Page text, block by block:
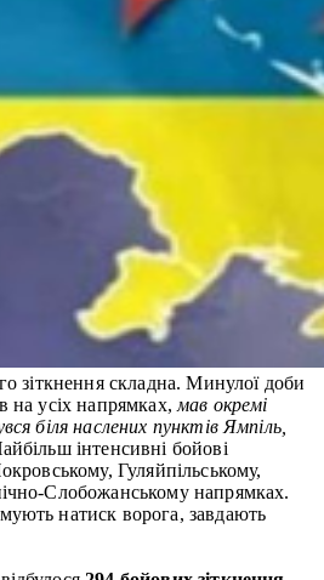
зіткнення складна. Минулої доби
на усіх напрямках, мав окремі
біля наслених пунктів Ямпіль,
інтенсивні бойові
Гуляйпільському,
Слобожанському напрямках.
натиск ворога, завдають